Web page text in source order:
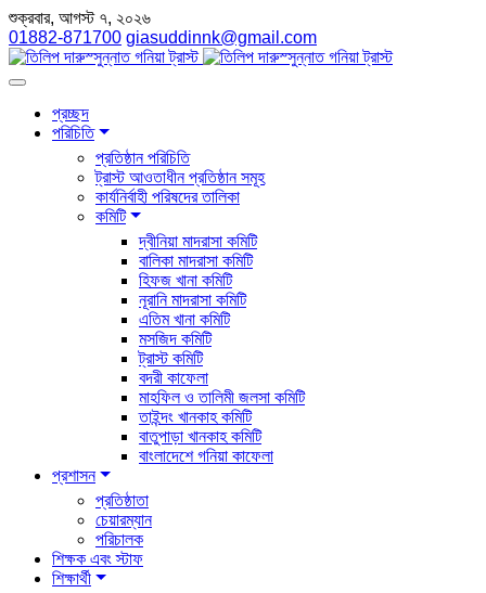
শুক্রবার, আগস্ট ৭, ২০২৬
01882-871700 giasuddinnk@gmail.com
প্রচ্ছদ
পরিচিতি
প্রতিষ্ঠান পরিচিতি
ট্রাস্ট আওতাধীন প্রতিষ্ঠান সমূহ
কার্যনির্বাহী পরিষদের তালিকা
কমিটি
দ্বীনিয়া মাদরাসা কমিটি
বালিকা মাদরাসা কমিটি
হিফজ খানা কমিটি
নূরানি মাদরাসা কমিটি
এতিম খানা কমিটি
মসজিদ কমিটি
ট্রাস্ট কমিটি
বদরী কাফেলা
মাহফিল ও তালিমী জলসা কমিটি
তাইন্দং খানকাহ কমিটি
বাতুপাড়া খানকাহ কমিটি
বাংলাদেশে গনিয়া কাফেলা
প্রশাসন
প্রতিষ্ঠাতা
চেয়ারম্যান
পরিচালক
শিক্ষক এবং স্টাফ
শিক্ষার্থী